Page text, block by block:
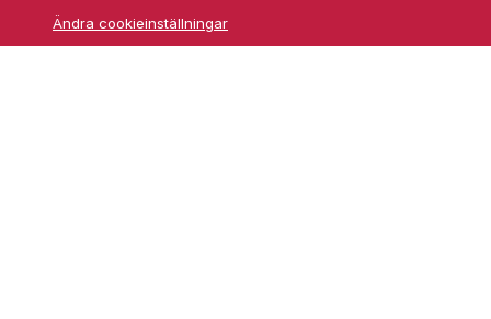
Ändra cookieinställningar